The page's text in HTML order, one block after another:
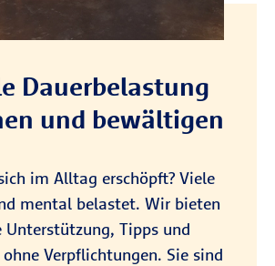
Dauerbelastung
und bewältigen
im Alltag erschöpft? Viele
mental belastet. Wir bieten
Unterstützung, Tipps und
Verpflichtungen. Sie sind